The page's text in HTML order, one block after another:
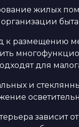
жилых
размещению
для
и
зависит